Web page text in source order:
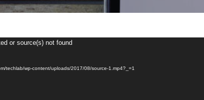
or source(s) not found
techlab/wp-content/uploads/2017/08/source-1.mp4?_=1